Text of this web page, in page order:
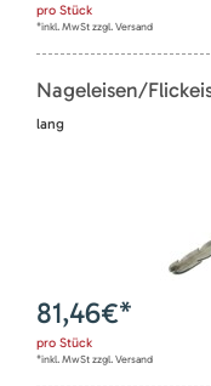
pro Stück
*inkl. MwSt zzgl. Versand
Nageleisen/
lang
81,46€*
pro Stück
*inkl. MwSt zzgl. Versand